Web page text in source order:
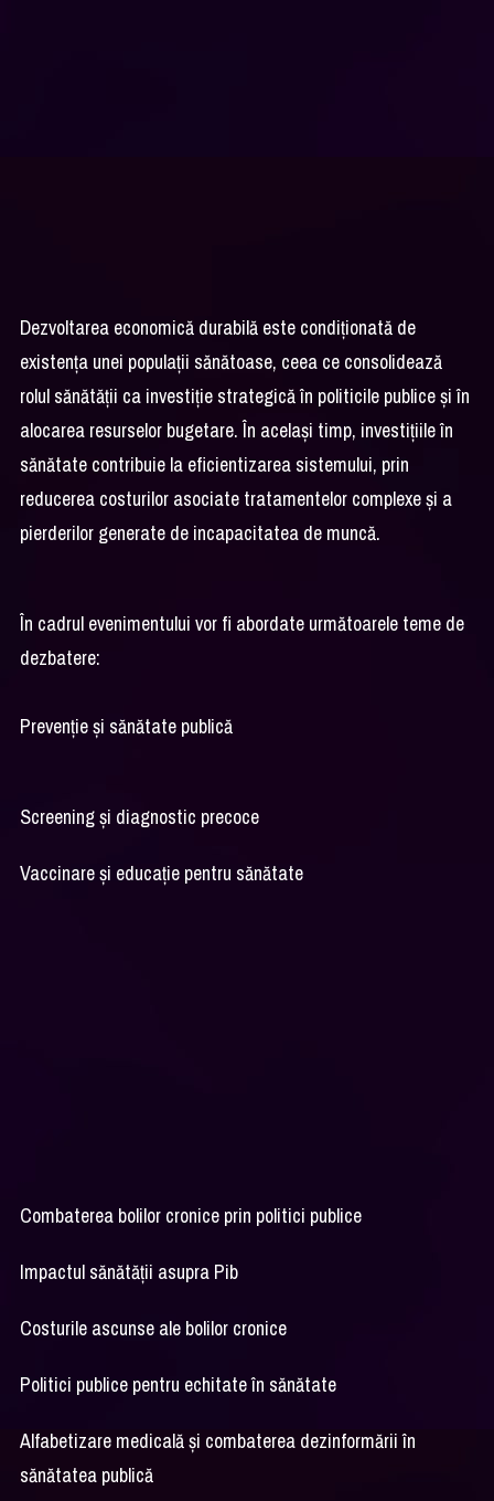
Dezvoltarea economică durabilă este condiționată de
existența unei populații sănătoase, ceea ce consolidează
rolul sănătății ca investiție strategică în politicile publice și în
alocarea resurselor bugetare. În același timp, investițiile în
sănătate contribuie la eficientizarea sistemului, prin
reducerea costurilor asociate tratamentelor complexe și a
pierderilor generate de incapacitatea de muncă.
În cadrul evenimentului vor fi abordate următoarele teme de
dezbatere:
Prevenție și sănătate publică
Screening și diagnostic precoce
Vaccinare și educație pentru sănătate
Combaterea bolilor cronice prin politici publice
Impactul sănătății asupra Pib
Costurile ascunse ale bolilor cronice
Politici publice pentru echitate în sănătate
Alfabetizare medicală și combaterea dezinformării în
sănătatea publică